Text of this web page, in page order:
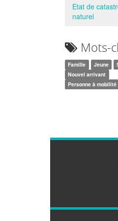
Etat de
naturel
Mots-
Famille Jeune
Nouvel arrivant
Personne à